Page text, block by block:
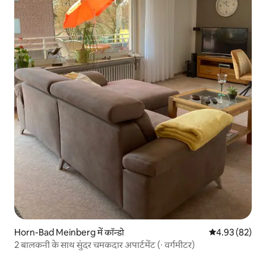
Horn-Bad Meinberg में कॉन्डो औसत रेटिंग 5 में
4.93 (82)
2 बालकनी के साथ सुंदर चमकदार अपार्टमेंट (∙ वर्गमीटर)